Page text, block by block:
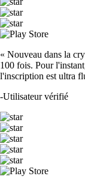
« Nouveau dans la
100 fois. Pour
l'inscription est ultra
-Utilisateur vérifié